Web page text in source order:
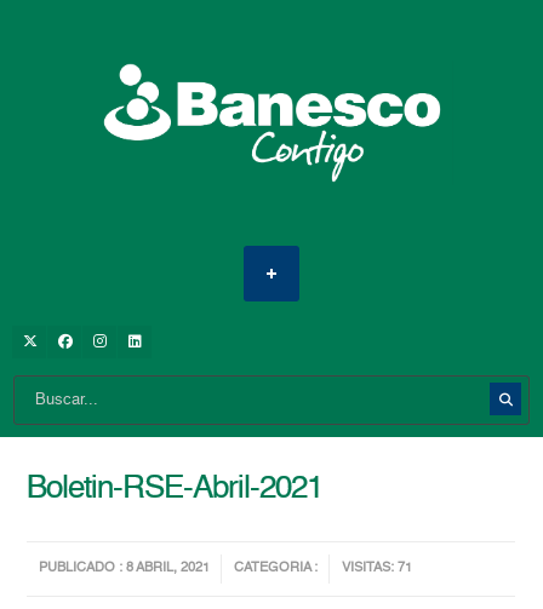
Boletin-RSE-Abril-2021
PUBLICADO : 8 ABRIL, 2021 CATEGORIA : VISITAS: 71